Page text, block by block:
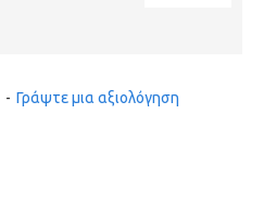
- Γράψτε μια αξιολόγηση